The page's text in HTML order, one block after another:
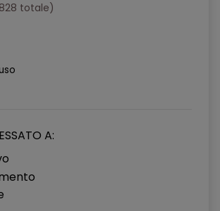
a 10 razze "Style 1039"
delle portiere configurabile
per vano di carico
bracciolo
di parcheggio 360°
di carico
828 totale)
A: